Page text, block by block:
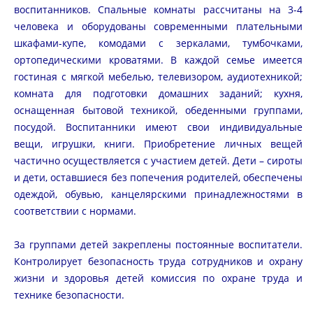
воспитанников. Спальные комнаты рассчитаны на 3-4
человека и оборудованы современными плательными
шкафами-купе, комодами с зеркалами, тумбочками,
ортопедическими кроватями. В каждой семье имеется
гостиная с мягкой мебелью, телевизором, аудиотехникой;
комната для подготовки домашних заданий; кухня,
оснащенная бытовой техникой, обеденными группами,
посудой. Воспитанники имеют свои индивидуальные
вещи, игрушки, книги. Приобретение личных вещей
частично осуществляется с участием детей. Дети – сироты
и дети, оставшиеся без попечения родителей, обеспечены
одеждой, обувью, канцелярскими принадлежностями в
соответствии с нормами.
За группами детей закреплены постоянные воспитатели.
Контролирует безопасность труда сотрудников и охрану
жизни и здоровья детей комиссия по охране труда и
технике безопасности.